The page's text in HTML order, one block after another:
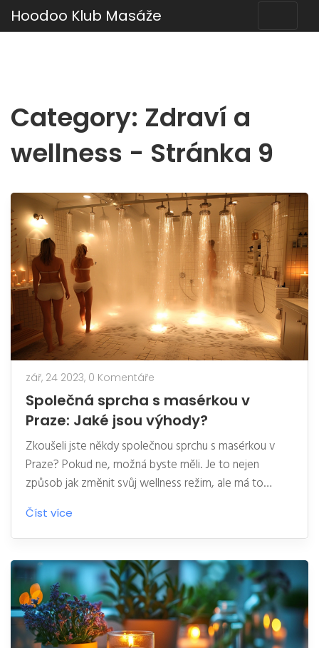
Hoodoo Klub Masáže
Category: Zdraví a
wellness - Stránka 9
zář, 24 2023, 0 Komentáře
Společná sprcha s masérkou v
Praze: Jaké jsou výhody?
Zkoušeli jste někdy společnou sprchu s masérkou v
Praze? Pokud ne, možná byste měli. Je to nejen
způsob jak změnit svůj wellness režim, ale má to
mnoho výhod! V tomto příspěvku na svém blogu
proberu narůstající popularitu společné sprchy a jak
může být prospěšná pro vaše tělo a mysl. Připojte se
do diskuse, chtějte vědět více o této trendové praxi
masáže a objevte, co všechno můžete získat tím, že
se odhodláte vyzkoušet něco nového.
Číst více